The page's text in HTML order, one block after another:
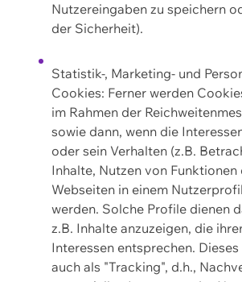
Nutzereingaben zu speichern
der Sicherheit).
Statistik-, Marketing- und
Cookies: Ferner werden
im Rahmen der
sowie dann, wenn die
oder sein Verhalten (z.B.
Inhalte, Nutzen von Funktionen
Webseiten in einem
werden. Solche Profile dienen
z.B. Inhalte anzuzeigen, die
Interessen entsprechen.
auch als "Tracking", d.h.,